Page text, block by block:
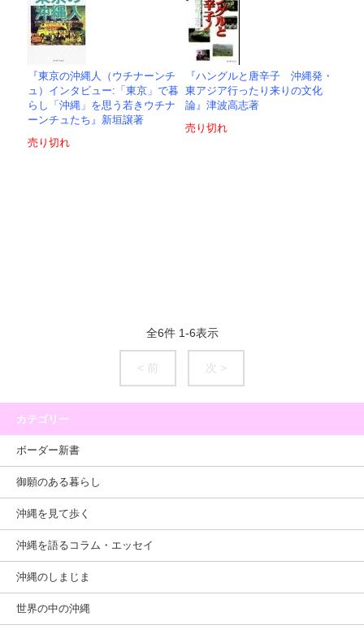
『東京の沖縄人（ウチナーンチ
ュ）インタビュー:「東京」で暮
らし「沖縄」を思う若きウチナ
ーンチュたち』新垣譲著
売り切れ
『ハングルと唐辛子 沖縄発・
東アジア行ったり来りの文化
論』津波高志著
売り切れ
全6件 1-6表示
< 前 次 >
カテゴリー
ボーダー新書
御願のある暮らし
沖縄を見て歩く
沖縄を語るコラム・エッセイ
沖縄のしまじま
世界の中の沖縄